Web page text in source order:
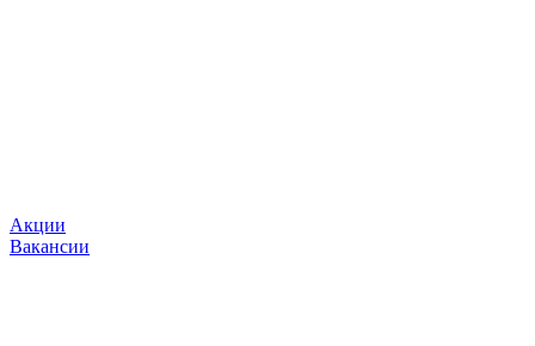
Акции
Вакансии